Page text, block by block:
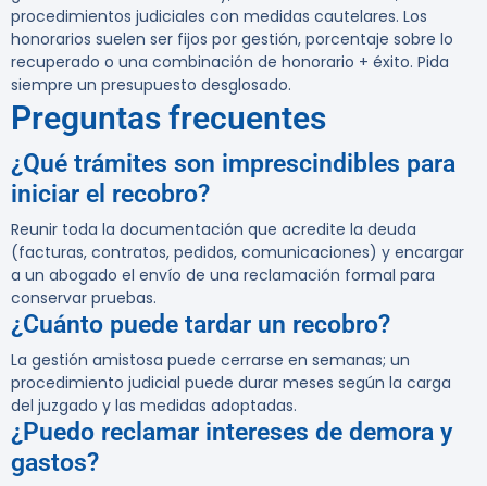
procedimientos judiciales con medidas cautelares. Los
honorarios suelen ser fijos por gestión, porcentaje sobre lo
recuperado o una combinación de honorario + éxito. Pida
siempre un presupuesto desglosado.
Preguntas frecuentes
¿Qué trámites son imprescindibles para
iniciar el recobro?
Reunir toda la documentación que acredite la deuda
(facturas, contratos, pedidos, comunicaciones) y encargar
a un abogado el envío de una reclamación formal para
conservar pruebas.
¿Cuánto puede tardar un recobro?
La gestión amistosa puede cerrarse en semanas; un
procedimiento judicial puede durar meses según la carga
del juzgado y las medidas adoptadas.
¿Puedo reclamar intereses de demora y
gastos?